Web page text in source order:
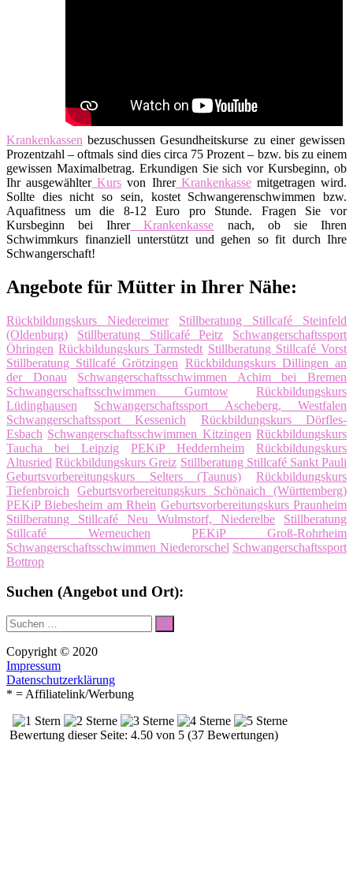
Krankenkassen bezuschussen Gesundheitskurse zu einer gewissen
Prozentzahl – oftmals sind dies circa 75 Prozent – bzw. bis zu einem
gewissen Maximalbetrag. Erkundigen Sie sich vor Kursbeginn, ob
Ihr ausgewählterKurs von IhrerKrankenkassemitgetragen wird.
Sollte dies nicht so sein, kostet Schwangerenschwimmen bzw.
Aquafitness um die 8-12 Euro pro Stunde. Fragen Sie vor
Kursbeginn bei IhrerKrankenkasse nach, ob sie Ihren
Schwimmkurs finanziell unterstützt und gehen so fit durch Ihre
Schwangerschaft!
Angebote für Mütter in Ihrer Nähe:
Rückbildungskurs Niedereimer
Stillberatung Stillcafé Steinfeld
(Oldenburg)
Stillberatung Stillcafé Peitz
Schwangerschaftssport
Öhringen Rückbildungskurs Tarmstedt Stillberatung Stillcafé Vorst
Stillberatung Stillcafé Grötzingen Rückbildungskurs Dillingen an
der Donau
Schwangerschaftsschwimmen Achim bei Bremen
Schwangerschaftsschwimmen Gumtow
Rückbildungskurs
Lüdinghausen
Schwangerschaftssport Ascheberg, Westfalen
Schwangerschaftssport Kessenich
Rückbildungskurs Dörfles-
Esbach Schwangerschaftsschwimmen Kitzingen Rückbildungskurs
Taucha bei Leipzig
PEKiP Heddernheim
Rückbildungskurs
Altusried Rückbildungskurs Greiz Stillberatung Stillcafé Sankt Pauli
Geburtsvorbereitungskurs Selters (Taunus)
Rückbildungskurs
Tiefenbroich
Geburtsvorbereitungskurs Schönaich (Württemberg)
PEKiP Biebesheim am Rhein Geburtsvorbereitungskurs Praunheim
Stillberatung Stillcafé Neu Wulmstorf, Niederelbe
Stillberatung
Stillcafé Werneuchen
PEKiP Groß-Rohrheim
Schwangerschaftsschwimmen Niederorschel Schwangerschaftssport
Bottrop
Suchen (Angebot und Ort):
Suche
nach:
Suchen
Copyright © 2020
Impressum
Datenschutzerklärung
* = Affiliatelink/Werbung
Bewertung dieser Seite: 4.50 von 5 (37 Bewertungen)